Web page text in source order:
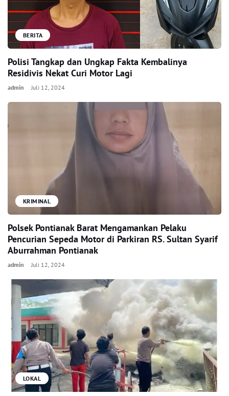
BERITA
Polisi Tangkap dan Ungkap Fakta Kembalinya
Residivis Nekat Curi Motor Lagi
admin Juli 12, 2024
KRIMINAL
Polsek Pontianak Barat Mengamankan Pelaku
Pencurian Sepeda Motor di Parkiran RS. Sultan Syarif
Aburrahman Pontianak
admin Juli 12, 2024
LOKAL